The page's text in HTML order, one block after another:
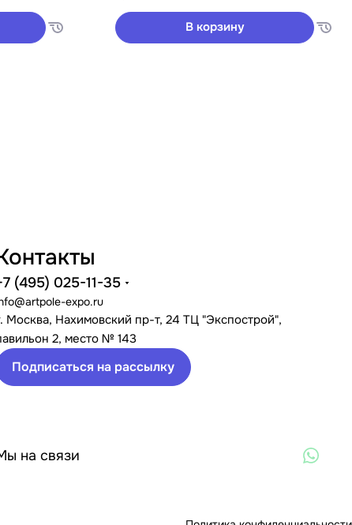
В корзину
(495) 025-11-35
expo.ru
Москва, Нахимовский пр-т, 24 ТЦ "Экспострой",
2, место № 143
Подписаться на рассылку
на связи